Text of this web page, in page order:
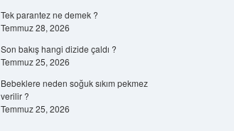
Tek parantez ne demek ?
Temmuz 28, 2026
Son bakış hangi dizide çaldı ?
Temmuz 25, 2026
Bebeklere neden soğuk sıkım pekmez
verilir ?
Temmuz 25, 2026